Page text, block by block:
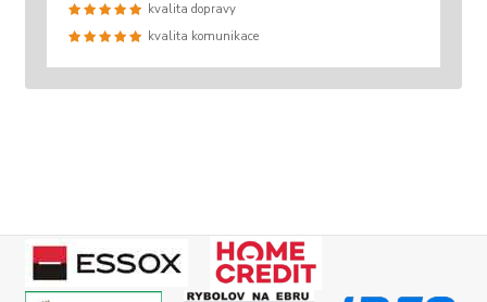
kvalita dopravy
kvalita komunikace